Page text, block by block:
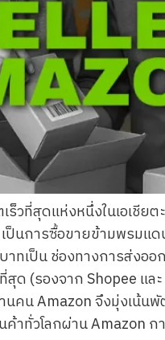
วที่สุดแห่งหนึ่งในเอเชีย
นการซื้อขายข้ามพรมแ
ทเป็น ช่องทางการส่ง
ด (รองจาก Shopee แ
นคน Amazon จึงมุ่งเน้
ทั่วโลกผ่าน Amazon